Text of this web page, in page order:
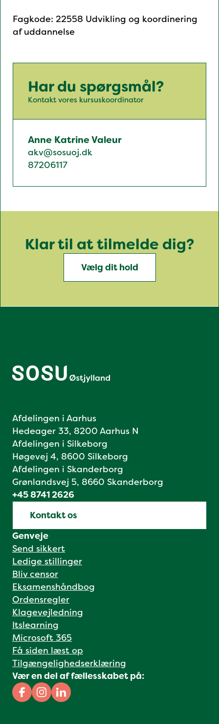
Fagkode: 22558 Udvikling og koordinering
af uddannelse
Har du spørgsmål?
Kontakt vores kursuskoordinator
Anne Katrine Valeur
akv@sosuoj.dk
87206117
Klar til at tilmelde dig?
Vælg dit hold
Afdelingen i Aarhus
Hedeager 33, 8200 Aarhus N
Afdelingen i Silkeborg
Høgevej 4, 8600 Silkeborg
Afdelingen i Skanderborg
Grønlandsvej 5, 8660 Skanderborg
+45 8741 2626
Kontakt os
Genveje
Send sikkert
Ledige stillinger
Bliv censor
Eksamenshåndbog
Ordensregler
Klagevejledning
Itslearning
Microsoft 365
Få siden læst op
Tilgængelighedserklæring
Vær en del af fællesskabet på:
Facebook
Instagram
Linkedin